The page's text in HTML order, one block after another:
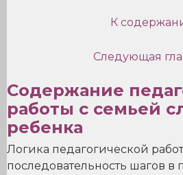
К
Следующая
Содержание
работы с семьей
ребенка
Логика педагогической
последовательность шагов в